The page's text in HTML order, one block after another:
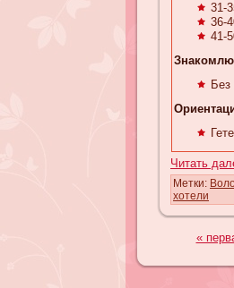
31-
36-
41-
Без
Читать
Метки:
хотели
«